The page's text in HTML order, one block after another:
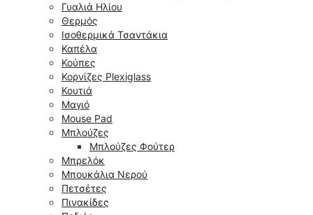
Γυαλιά Ηλίου
Θερμός
Ισοθερμικά Τσαντάκια
Καπέλα
Κούπες
Κορνίζες Plexiglass
Κουτιά
Μαγιό
Mouse Pad
Μπλούζες
Μπλούζες Φούτερ
Μπρελόκ
Μπουκάλια Νερού
Πετσέτες
Πινακίδες